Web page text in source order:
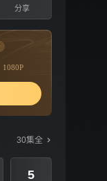
分享
1080P
30集全
5